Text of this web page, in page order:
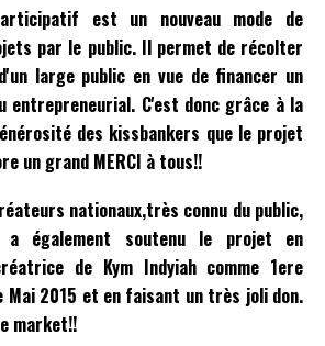
est un nouveau mode de
par le public. Il permet de récolter
large public en vue de financer un
C'est donc grâce à la
des kissbankers que le projet
un grand MERCI à tous!!
nationaux,très connu du public,
a également soutenu le projet en
de Kym Indyiah comme 1ere
Mai 2015 et en faisant un très joli don.
market!!